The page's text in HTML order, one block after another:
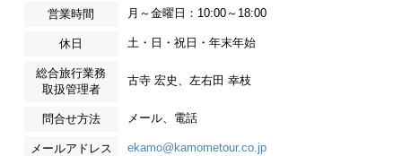
営業時間 月～金曜日：10:00～18:00
休日 土・日・祝日・年末年始
総合旅行業務
取扱管理者
古寺 宏史、左右田 幸枝
問合せ方法 メール、電話
メールアドレス ekamo@kamometour.co.jp